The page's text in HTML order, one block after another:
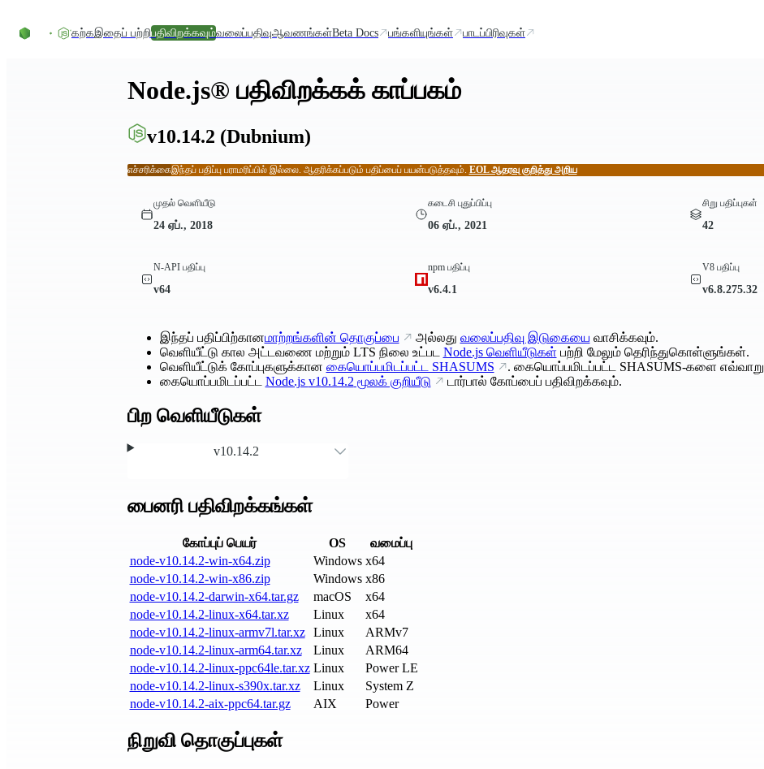
கற்கஇதைப் பற்றிபதிவிறக்கவும்வலைப்பதிவுஆவணங்கள்Beta Docs பங்களியுங்கள் பாடப்பிரிவுகள்
Node.js® பதிவிறக்கக் காப்பகம்
v10.14.2 (Dubnium)
எச்சரிக்கைஇந்தப் பதிப்பு பராமரிப்பில் இல்லை. ஆதரிக்கப்படும் பதிப்பைப் பயன்படுத்தவும். EOL ஆதரவு குறித்து அறிய
முதல் வெளியீடு
24 ஏப்., 2018
கடைசி புதுப்பிப்பு
06 ஏப்., 2021
சிறு பதிப்புகள்
42
N-API பதிப்பு
v64
npm பதிப்பு
v6.4.1
V8 பதிப்பு
v6.8.275.32
இந்தப் பதிப்பிற்கானமாற்றங்களின் தொகுப்பை அல்லது வலைப்பதிவு இடுகையை வாசிக்கவும்.
வெளியீட்டு கால அட்டவணை மற்றும் LTS நிலை உட்பட Node.js வெளியீடுகள் பற்றி மேலும் தெரிந்துகொள்ளுங்கள்.
வெளியீட்டுக் கோப்புகளுக்கான கையொப்பமிடப்பட்ட SHASUMS . கையொப்பமிடப்பட்ட SHASUMS-களை எவ்வாறு
கையொப்பமிடப்பட்ட Node.js v10.14.2 மூலக் குறியீடு டார்பால் கோப்பைப் பதிவிறக்கவும்.
பிற வெளியீடுகள்
v10.14.2
பைனரி பதிவிறக்கங்கள்
கோப்புப் பெயர் OS
வமைப்பு
node-v10.14.2-win-x64.zip
Windows x64
node-v10.14.2-win-x86.zip
Windows x86
node-v10.14.2-darwin-x64.tar.gz
macOS
x64
node-v10.14.2-linux-x64.tar.xz
Linux
x64
node-v10.14.2-linux-armv7l.tar.xz
Linux
ARMv7
node-v10.14.2-linux-arm64.tar.xz
Linux
ARM64
node-v10.14.2-linux-ppc64le.tar.xz Linux
Power LE
node-v10.14.2-linux-s390x.tar.xz
Linux
System Z
node-v10.14.2-aix-ppc64.tar.gz
AIX Power
நிறுவி தொகுப்புகள்